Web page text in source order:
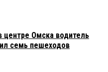
центре Омска водитель
семь пешеходов